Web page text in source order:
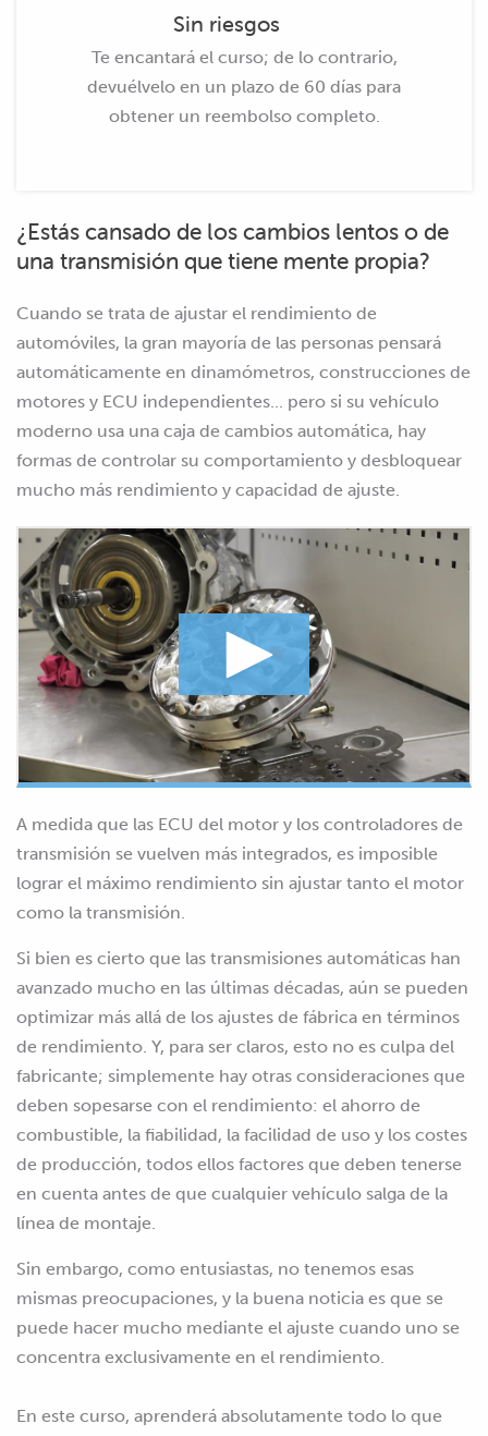
Sin riesgos
Te encantará el curso; de lo contrario,
devuélvelo en un plazo de 60 días para
obtener un reembolso completo.
¿Estás cansado de los cambios lentos o de
una transmisión que tiene mente propia?
Cuando se trata de ajustar el rendimiento de
automóviles, la gran mayoría de las personas pensará
automáticamente en dinamómetros, construcciones de
motores y ECU independientes... pero si su vehículo
moderno usa una caja de cambios automática, hay
formas de controlar su comportamiento y desbloquear
mucho más rendimiento y capacidad de ajuste.
A medida que las ECU del motor y los controladores de
transmisión se vuelven más integrados, es imposible
lograr el máximo rendimiento sin ajustar tanto el motor
como la transmisión.
Si bien es cierto que las transmisiones automáticas han
avanzado mucho en las últimas décadas, aún se pueden
optimizar más allá de los ajustes de fábrica en términos
de rendimiento. Y, para ser claros, esto no es culpa del
fabricante; simplemente hay otras consideraciones que
deben sopesarse con el rendimiento: el ahorro de
combustible, la fiabilidad, la facilidad de uso y los costes
de producción, todos ellos factores que deben tenerse
en cuenta antes de que cualquier vehículo salga de la
línea de montaje.
Sin embargo, como entusiastas, no tenemos esas
mismas preocupaciones, y la buena noticia es que se
puede hacer mucho mediante el ajuste cuando uno se
concentra exclusivamente en el rendimiento.
En este curso, aprenderá absolutamente todo lo que